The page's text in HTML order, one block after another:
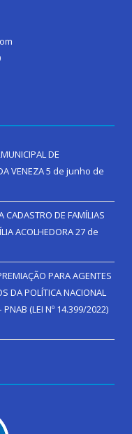
DE
VENEZA5 de junho de
CADASTRO DE FAMÍLIAS
ACOLHEDORA27 de
PARA AGENTES
DA POLÍTICA NACIONAL
PNAB (LEI Nº 14.399/2022)